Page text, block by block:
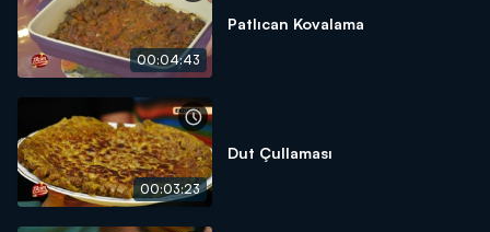
00:04:43
Patlıcan Kovalama
00:03:23
Dut Çullaması